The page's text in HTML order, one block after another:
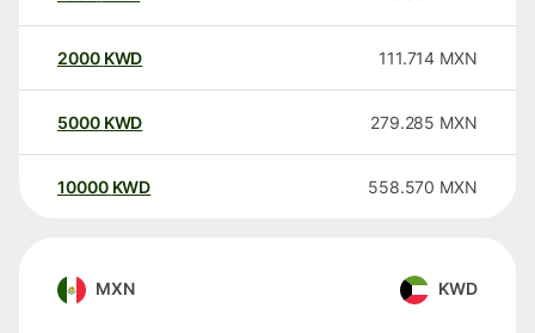
2000 KWD 111.714 MXN
5000 KWD 279.285 MXN
10000 KWD 558.570 MXN
MXN KWD